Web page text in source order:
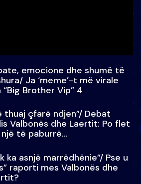
emocione dhe shumë të
Ja ‘meme’-t më virale
“Big Brother Vip” 4
thuaj çfarë ndjen”/ Debat
Valbonës dhe Laertit: Po flet
të paburrë...
ka asnjë marrëdhënie”/ Pse u
raporti mes Valbonës dhe